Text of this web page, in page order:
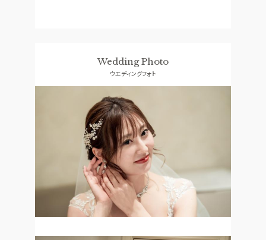
Wedding Photo
ウエディングフォト